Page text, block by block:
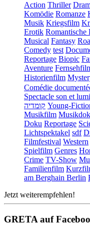
Action Thriller
Komödie Romanze
Musik Kriegsfilm
Erotik Romantische
Musical Fantasy
Comedy test
Reportage Biopic
Aventure
Historienfilm
Comédie
Spectacle son et
קומדיה Young-
Musikfilm
Doku Reportage
Lichtspektakel sdf
Filmfestival Western
Spielfilm Genres
Crime TV-Show
Familienfilm
am Berghain Berlin
Jetzt weiterempfehlen!
GRETA auf